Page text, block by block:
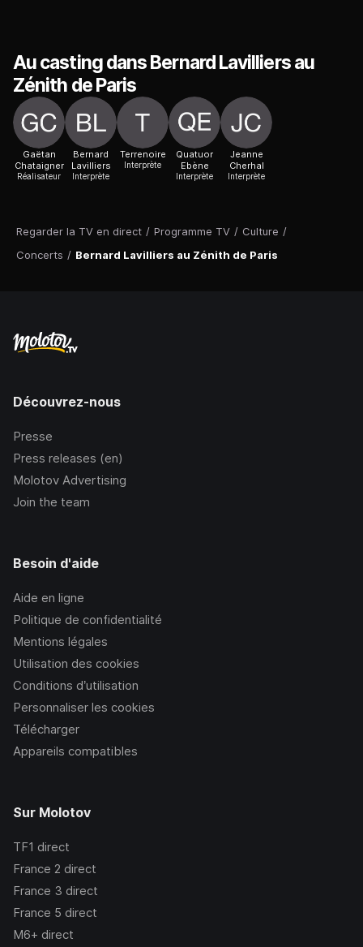
Regarder la TV en direct / Programme TV / Culture /
Concerts / Bernard Lavilliers au Zénith de Paris
Au casting dans Bernard Lavilliers au
Zénith de Paris
Gaëtan
Chataigner
Réalisateur
Bernard
Lavilliers
Interprète
Terrenoire
Interprète
Quatuor
Ebène
Interprète
Jeanne
Cherhal
Interprète
Découvrez-nous
Presse
Press releases (en)
Molotov Advertising
Join the team
Besoin d'aide
Aide en ligne
Politique de confidentialité
Mentions légales
Utilisation des cookies
Conditions d’utilisation
Personnaliser les cookies
Télécharger
Appareils compatibles
Sur Molotov
TF1 direct
France 2 direct
France 3 direct
France 5 direct
M6+ direct